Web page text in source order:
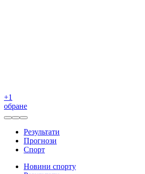
+1
обране
Результати
Прогнози
Спорт
Новини спорту